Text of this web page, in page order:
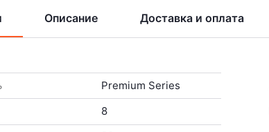
Описание Доставка и оплата
Premium Series
8